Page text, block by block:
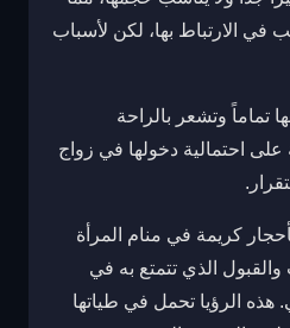
الارتباط بها، لكن لأسباب
تماماً وتشعر بالراحة
على احتمالية دخولها في زواج
كريمة في منام المرأة
الذي تتمتع به في
هذه الرؤيا تحمل في طياتها